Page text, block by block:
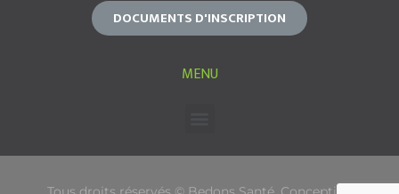
DOCUMENTS D'INSCRIPTION
MENU